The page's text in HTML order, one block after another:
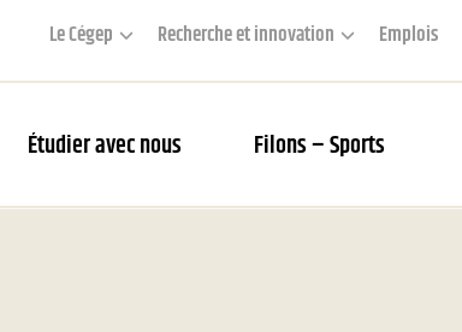
Le Cégep Recherche et innovation Emplois
Étudier avec nous Filons – Sports